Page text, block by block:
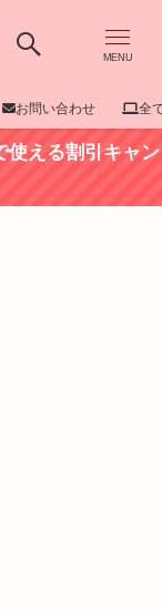
MENU
お問い合わせ 全
使える割引キャン